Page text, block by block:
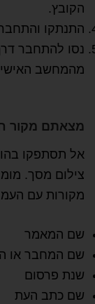
הקובץ.
התנתקו
נסו להתחבר
מהמחשב
מצאתם מקור
אל תסתפקו
צילום מסך.
מקורות עם
שם המאמר
שם המחבר או
שנת פרסום
שם כתב העת